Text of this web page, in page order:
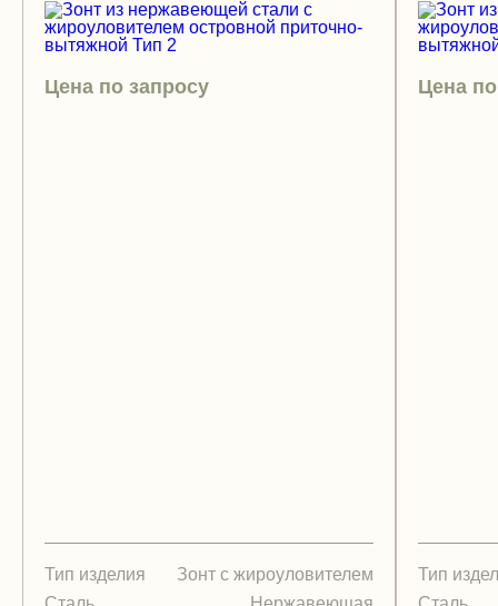
Цена по запросу
Тип изделия
Зонт с жироуловителем
Цена
Тип